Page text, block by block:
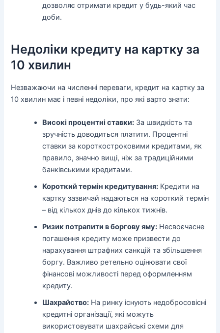
дозволяє отримати кредит у будь-який час
доби.
Недоліки кредиту на картку за
10 хвилин
Незважаючи на численні переваги, кредит на картку за
10 хвилин має і певні недоліки, про які варто знати:
Високі процентні ставки: За швидкість та
зручність доводиться платити. Процентні
ставки за короткостроковими кредитами, як
правило, значно вищі, ніж за традиційними
банківськими кредитами.
Короткий термін кредитування: Кредити на
картку зазвичай надаються на короткий термін
– від кількох днів до кількох тижнів.
Ризик потрапити в боргову яму: Несвоєчасне
погашення кредиту може призвести до
нарахування штрафних санкцій та збільшення
боргу. Важливо ретельно оцінювати свої
фінансові можливості перед оформленням
кредиту.
Шахрайство: На ринку існують недобросовісні
кредитні організації, які можуть
використовувати шахрайські схеми для